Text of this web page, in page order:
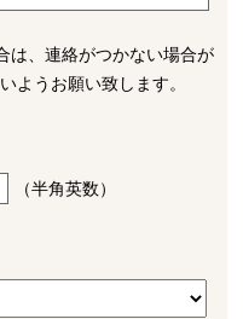
は、連絡がつかない場合が
ようお願い致します。
（半角英数）